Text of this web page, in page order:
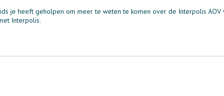
je heeft geholpen om meer te weten te komen over de Interpolis
Interpolis.